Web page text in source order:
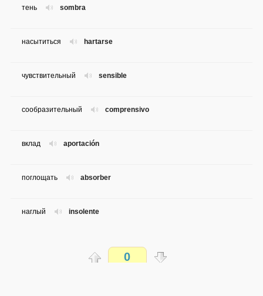
sombra
тень
hartarse
насытиться
sensible
чувствительный
comprensivo
сообразительный
aportación
вклад
absorber
поглощать
insolente
наглый
0